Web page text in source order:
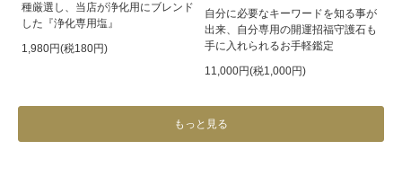
種厳選し、当店が浄化用にブレンド
した『浄化専用塩』
1,980円(税180円)
自分に必要なキーワードを知る事が
出来、自分専用の開運招福守護石も
手に入れられるお手軽鑑定
11,000円(税1,000円)
もっと見る